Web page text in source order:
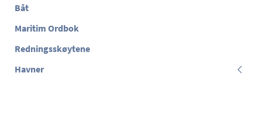
Båt
Maritim Ordbok
Redningsskøytene
Havner